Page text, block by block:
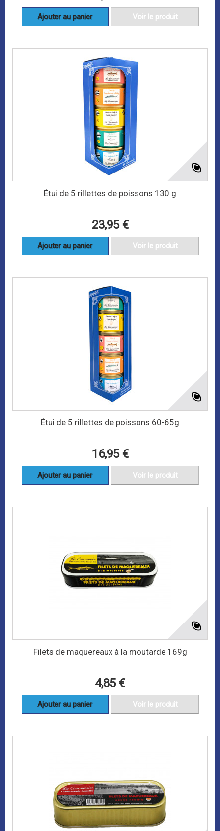
Ajouter au panier Voir le produit
Étui de 5 rillettes de poissons 130 g
23,95 €
Ajouter au panier Voir le produit
Étui de 5 rillettes de poissons 60-65g
16,95 €
Ajouter au panier Voir le produit
Filets de maquereaux à la moutarde 169g
4,85 €
Ajouter au panier Voir le produit